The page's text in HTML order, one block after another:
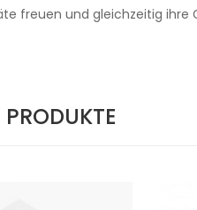
freuen und gleichzeitig ihre